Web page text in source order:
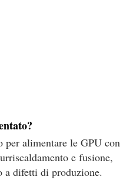
alimentare le GPU con
e fusione,
a difetti di produzione.